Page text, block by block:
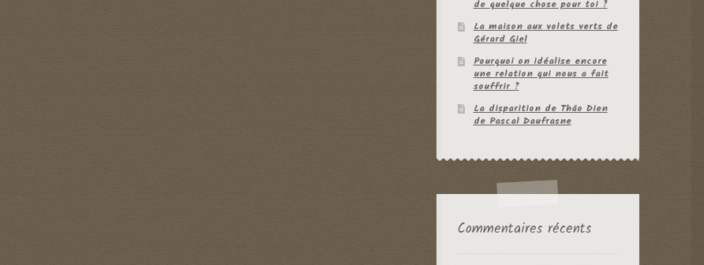
de quelque chose pour toi ?
La maison aux volets verts de
Gérard Giel
Pourquoi on idéalise encore
une relation qui nous a fait
souffrir ?
La disparition de Thâo Dien
de Pascal Daufrasne
Commentaires récents